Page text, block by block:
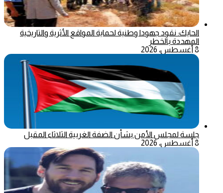
الحايك: نقود جهودا وطنية لحماية المواقع الأثرية والتاريخية
المهددة بالخطر
8 أغسطس، 2026
جلسة لمجلس الأمن بشأن الضفة الغربية الثلاثاء المقبل
8 أغسطس، 2026